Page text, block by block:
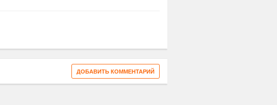
ДОБАВИТЬ КОММЕНТАРИЙ